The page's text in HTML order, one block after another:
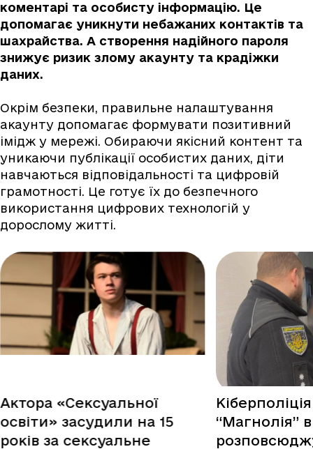
коментарі та особисту інформацію. Це
допомагає уникнути небажаних контактів та
шахрайства. А створення надійного пароля
знижує ризик злому акаунту та крадіжки
даних.
Окрім безпеки, правильне налаштування
акаунту допомагає формувати позитивний
імідж у мережі. Обираючи якісний контент та
уникаючи публікації особистих даних, діти
навчаються відповідальності та цифровій
грамотності. Це готує їх до безпечного
використання цифрових технологій у
дорослому житті.
Актора «Сексуальної
освіти» засудили на 15
років за сексуальне
“Магнолія”